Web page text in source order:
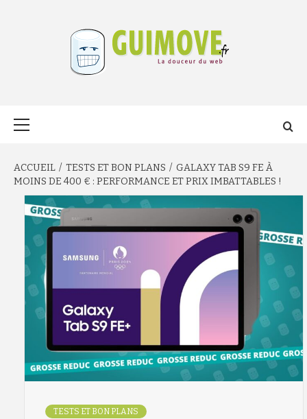
ACCUEIL TESTS ET BON PLANS
GALAXY TAB S9 FE À
MOINS DE 400 € : PERFORMANCE ET PRIX IMBATTABLES !
TESTS ET BON PLANS